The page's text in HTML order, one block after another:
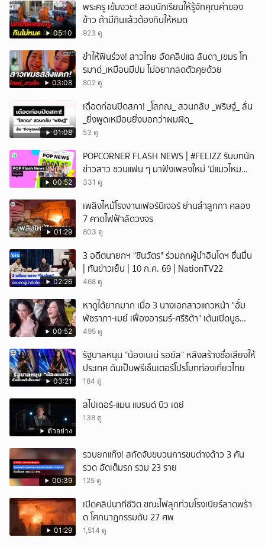
05:10
พระครู เข้มงวด! สอนนักเรียนให้รู้จักคุณค่าของ
ข้าว ถ้ามีกินแล้วต้องกินให้หมด
923 ดู
03:08
ขำให้ฟันร่วง! สาวไทย อัดคลิปแฉ สันดา_เขมร โท
รมาด่_เหมือนมีปม ไม่อยากลดตัวคุยด้วย
802 ดู
01:08
เดือดก่อนปิดสภา! _โสภณ_ สวนกลับ _พริษฐ์_ ลั่น
_ยิ่งพูดเหมือนยิ่งบอกว่าผมผิด_
53 ดู
00:52
POPCORNER FLASH NEWS | #FELIZZ รับบทนัก
ข่าวสาว ชวนแฟน ๆ มาฟังเพลงใหม่ ‘มีแมวไหม
(Catch Me If You Can)’
331 ดู
01:29
เพลิงไหม้โรงงานเฟอร์นิเจอร์ ย่านลำลูกกา คลอง
7 คาดไฟฟ้าลัดวงจร
803 ดู
02:26
3 อดีตนายกฯ "ชินวัตร" ร่วมถกผู้นำอินโดฯ ชื่นมื่น
| ทันข่าวเย็น | 10 ก.ค. 69 | NationTV22
468 ดู
00:52
หาดูได้ยากมาก เมื่อ 3 นางเอกสาวแถวหน้า "อั้ม
พัชราภา-เมย์ เฟื่องอารมร์-ศรีริต้า" เต้นเปิดบูธ
กลางห้าง ในงานเปิดตลาด Aum Aum จนชาวเน็ต
495 ดู
03:21
รัฐบาลหนุน “น้องเนเน่ รอยัล” หลังสร้างชื่อเสียงให้
ประเทศ ดันเป็นพรีเซ็นเตอร์โปรโมทท่องเที่ยวไทย
184 ดู
ตัวอย่าง
สไปเดอร์-แมน แบรนด์ นิว เดย์
138 ดู
00:39
รวบยกแก๊ง! สกัดจับขบวนการขนต่างด้าว 3 คัน
รวด อัดเต็มรถ รวม 23 ราย
125 ดู
01:29
เปิดคลิปนาทีชีวิต ขณะไฟลุกท่วมโรงเบียร์ลาดพร้า
ด โศกนาฏกรรมดับ 27 ศพ
1,514 ดู